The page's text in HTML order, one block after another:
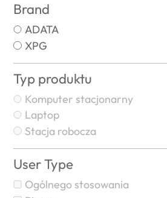
Brand
ADATA
XPG
Typ produktu
Komputer stacjonarny
Laptop
Stacja robocza
User Type
Ogólnego stosowania